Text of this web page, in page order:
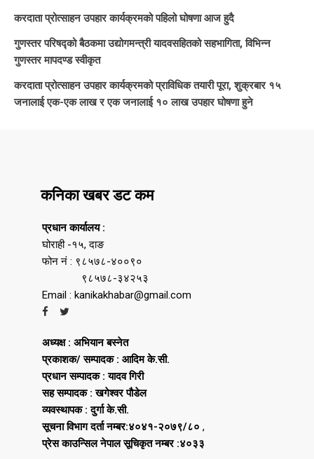
करदाता प्रोत्साहन उपहार कार्यक्रमको पहिलो घोषणा आज हुदै
गुणस्तर परिषद्को बैठकमा उद्योगमन्त्री यादवसहितको सहभागिता, विभिन्न
गुणस्तर मापदण्ड स्वीकृत
करदाता प्रोत्साहन उपहार कार्यक्रमको प्राविधिक तयारी पूरा, शुक्रबार १५
जनालाई एक-एक लाख र एक जनालाई १० लाख उपहार घोषणा हुने
कनिका खबर डट कम
प्रधान कार्यालय :
घोराही -१५, दाङ
फोन नं : ९८५७८-४००९०
९८५७८-३४२५३
Email : kanikakhabar@gmail.com
अध्यक्ष : अभियान बस्नेत
प्रकाशक/ सम्पादक : आदिम के.सी.
प्रधान सम्पादक : यादव गिरी
सह सम्पादक : खगेश्वर पौडेल
व्यवस्थापक : दुर्गा के.सी.
सूचना विभाग दर्ता नम्बर:४०४१-२०७९/८० ,
प्रेस काउन्सिल नेपाल सूचिकृत नम्बर :४०३३